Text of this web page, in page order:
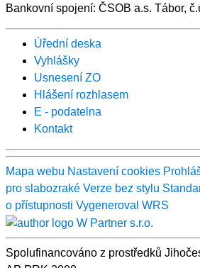
Bankovní spojení: ČSOB a.s. Tábor,
Úřední deska
Vyhlášky
Usnesení ZO
Hlášení rozhlasem
E - podatelna
Kontakt
Mapa webu Nastavení cookies
pro slabozraké Verze bez stylu
o přístupnosti Vygeneroval WRS
Spolufinancováno z prostředků